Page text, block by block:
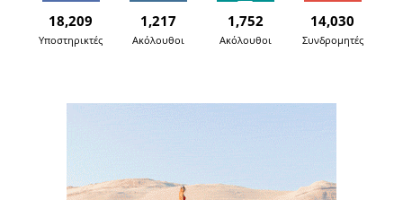
18,209
Υποστηρικτές
1,217
Ακόλουθοι
1,752
Ακόλουθοι
14,030
Συνδρομητές